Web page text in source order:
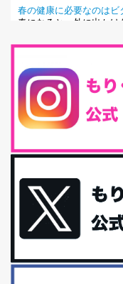
春の健康に必要なのはビ
春になると、外に出かけ
最近、グラノーラ迷子に
味しくて栄養たっぷりの
腸活は「食事」だけだ
腸内環境を整えることは
最近お風呂上がりの炭
に髪と爪が丈夫になった
体に優しい、私のふる
今回は、最近毎回定期
礼品トップ５を紹介しま
更年期を穏やかに乗り